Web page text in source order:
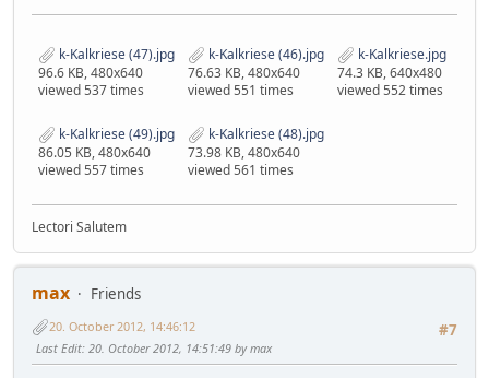
k-Kalkriese (47).jpg
96.6 KB, 480x640
viewed 537 times
k-Kalkriese (46).jpg
76.63 KB, 480x640
viewed 551 times
k-Kalkriese.jpg
74.3 KB, 640x480
viewed 552 times
k-Kalkriese (49).jpg
86.05 KB, 480x640
viewed 557 times
k-Kalkriese (48).jpg
73.98 KB, 480x640
viewed 561 times
Lectori Salutem
max
Friends
#7
20. October 2012, 14:46:12
Last Edit: 20. October 2012, 14:51:49 by max